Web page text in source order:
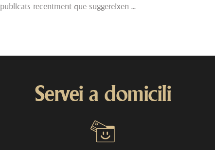
publicats recentment que suggereixen ...
Servei a domicili